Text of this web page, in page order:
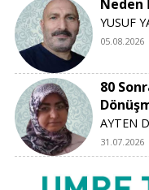
Neden
YUSUF
05.08.2026
80
AYTEN
31.07.2026